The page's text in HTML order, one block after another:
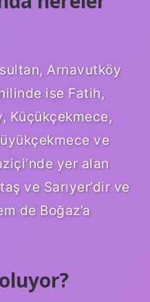
Arnavutköy
ise Fatih,
Küçükçekmece,
ve
yer alan
ve Sarıyer’dir ve
de Boğaz’a